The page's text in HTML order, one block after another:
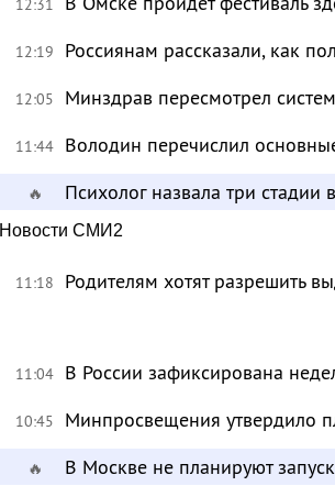
12:19 Россиянам рассказали, как
12:05 Минздрав пересмотрел
11:44 Володин перечислил
🔥 Психолог назвала три стадии
Новости СМИ2
11:18 Родителям хотят разрешить
11:04 В России зафиксирована
10:45 Минпросвещения утвердило
🔥 В Москве не планируют